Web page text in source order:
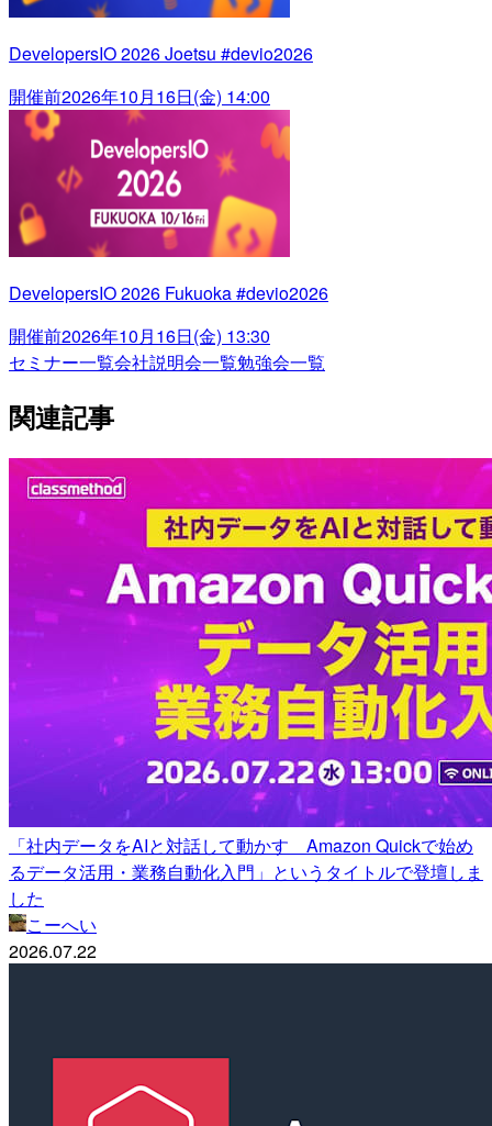
DevelopersIO 2026 Joetsu #devio2026
開催前2026年10月16日(金) 14:00
DevelopersIO 2026 Fukuoka #devio2026
開催前2026年10月16日(金) 13:30
セミナー一覧会社説明会一覧勉強会一覧
関連記事
「社内データをAIと対話して動かす Amazon Quickで始め
るデータ活用・業務自動化入門」というタイトルで登壇しま
した
こーへい
2026.07.22